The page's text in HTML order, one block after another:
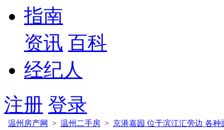
指南
资讯 百科
经纪人
注册 登录
温州房产网 > 温州二手房 > 京港嘉园 位于滨江汇旁边 各